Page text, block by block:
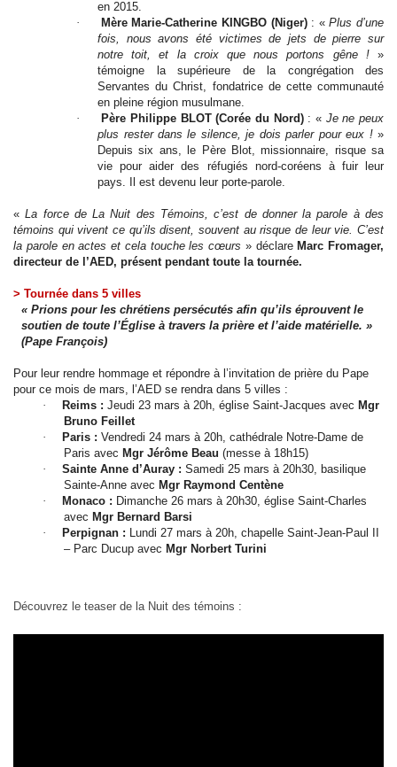
en 2015.
·
Mère Marie-Catherine KINGBO (Niger) : «Plus d’une
fois, nous avons été victimes de jets de pierre sur
notre toit, et la croix que nous portons gêne !»
témoigne la supérieure de la congrégation des
Servantes du Christ, fondatrice de cette communauté
en pleine région musulmane.
·
Père Philippe BLOT (Corée du Nord) : « Je ne peux
plus rester dans le silence, je dois parler pour eux !»
Depuis six ans, le Père Blot, missionnaire, risque sa
vie pour aider des réfugiés nord-coréens à fuir leur
pays. Il est devenu leur porte-parole.
«La force de La Nuit des Témoins, c’est de donner la parole à des
témoins qui vivent ce qu’ils disent, souvent au risque de leur vie. C’est
la parole en actes et cela touche les cœurs » déclare Marc Fromager,
directeur de l’AED, présent pendant toute la tournée.
> Tournée dans 5 villes
« Prions pour les chrétiens persécutés afin qu’ils éprouvent le
soutien de toute l’Église à travers la prière et l’aide matérielle. »
(Pape François)
Pour leur rendre hommage et répondre à l’invitation de prière du Pape
pour ce mois de mars, l’AED se rendra dans 5 villes :
·
Reims : Jeudi 23 mars à 20h, église Saint-Jacques avec Mgr
Bruno Feillet
·
Paris : Vendredi 24 mars à 20h, cathédrale Notre-Dame de
Paris avec Mgr Jérôme Beau (messe à 18h15)
·
Sainte Anne d’Auray : Samedi 25 mars à 20h30, basilique
Sainte-Anne avec Mgr Raymond Centène
·
Monaco : Dimanche 26 mars à 20h30, église Saint-Charles
avec Mgr Bernard Barsi
·
Perpignan : Lundi 27 mars à 20h, chapelle Saint-Jean-Paul II
– Parc Ducup avec Mgr Norbert Turini
Découvrez le teaser de la Nuit des témoins :